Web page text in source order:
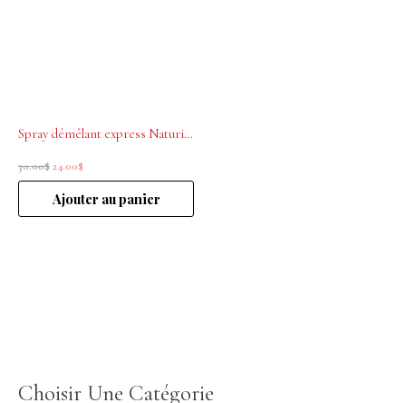
Choisir Une Catégorie
Spray démêlant express Naturia 200mL Rene Furterer
30.00$24.00$
Ajouter au panier